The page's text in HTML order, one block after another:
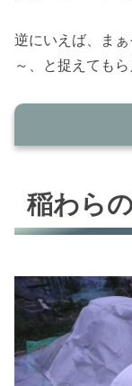
逆にいえば、ま
～、と捉えても
はざかけ
稲わら